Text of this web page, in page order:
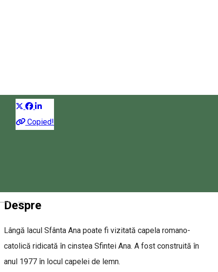
Magyar
Copied!
Despre
Lângă lacul Sfânta Ana poate fi vizitată capela romano-
catolică ridicată în cinstea Sfintei Ana. A fost construită în
anul 1977 în locul capelei de lemn.